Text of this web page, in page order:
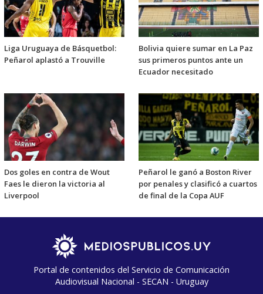
Liga Uruguaya de Básquetbol:
Peñarol aplastó a Trouville
Bolivia quiere sumar en La Paz
sus primeros puntos ante un
Ecuador necesitado
Dos goles en contra de Wout
Faes le dieron la victoria al
Liverpool
Peñarol le ganó a Boston River
por penales y clasificó a cuartos
de final de la Copa AUF
Portal de contenidos del Servicio de Comunicación
Audiovisual Nacional - SECAN - Uruguay